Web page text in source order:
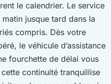
le calendrier. Le service
jusque tard dans la
compris. Dès votre
le véhicule d’assistance
fourchette de délai vous
continuité tranquillise